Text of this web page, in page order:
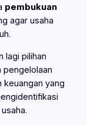
pembukuan
agar usaha
lagi pilihan
pengelolaan
keuangan yang